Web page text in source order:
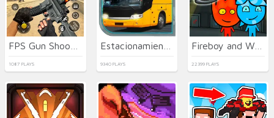
1087 PLAYS 9340 PLAYS
Fireboy and Watergirl 5 Elements
22399 PLAYS